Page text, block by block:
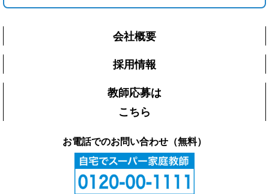
会社概要
採用情報
教師応募は
こちら
お電話でのお問い合わせ（無料）